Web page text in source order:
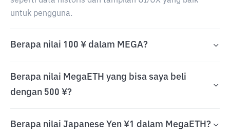
untuk pengguna.
Berapa nilai 100 ¥ dalam MEGA?
Berapa nilai MegaETH yang bisa saya beli
dengan 500 ¥?
Berapa nilai Japanese Yen ¥1 dalam MegaETH?